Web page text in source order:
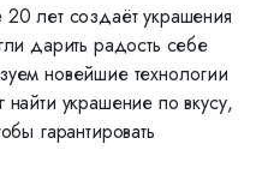
лет создаёт украшения
дарить радость себе
новейшие технологии
украшение по вкусу,
гарантировать